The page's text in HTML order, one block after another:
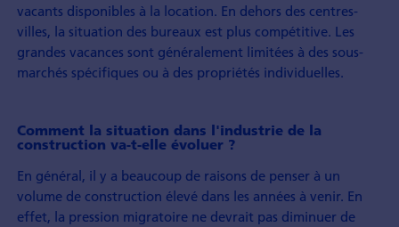
vacants disponibles à la location. En dehors des centres-
villes, la situation des bureaux est plus compétitive. Les
grandes vacances sont généralement limitées à des sous-
marchés spécifiques ou à des propriétés individuelles.
Comment la situation dans l'industrie de la
construction va-t-elle évoluer ?
En général, il y a beaucoup de raisons de penser à un
volume de construction élevé dans les années à venir. En
effet, la pression migratoire ne devrait pas diminuer de